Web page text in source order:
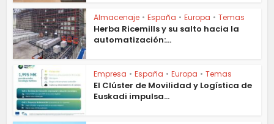
Almacenaje • España • Europa • Temas
Herba Ricemills y su salto hacia la
automatización:...
Empresa • España • Europa • Temas
El Clúster de Movilidad y Logística de
Euskadi impulsa...